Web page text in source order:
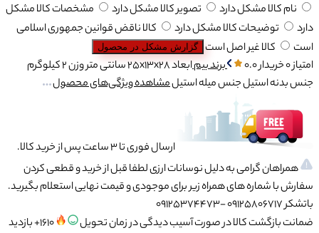
نام کالا مشکل دارد
تصویر کالا مشکل دارد
مشخصات کالا مشکل
دارد
توضیحات کالا مشکل دارد
کالا ناقض قوانین جمهوری اسلامی
است
کالا غیر اصل است گزارش مشکل در محصول
امتیاز 0 خریدار 0.0 برندبیمابعاد25x13x28 سانتی‌ متر وزن2 کیلوگرم
جنس بدنهاستیلجنس میلهاستیلمشاهده ویژگی‌های محصول
ارسال فوری تا 3 ساعت پس از خرید کالا.
همراهان گرامی به دلیل نوسانات ارزی لطفا قبل از خرید و قطعی کردن
سفارش با شماره های همراه زیر برای موجودی و قیمت نهایی استعلام بگیرید.
باتشکر 09125806717 -09125374473
ضمانت بازگشت کالا در صورت آسیب دیدگی در زمان تحویل
1610+ بازدید